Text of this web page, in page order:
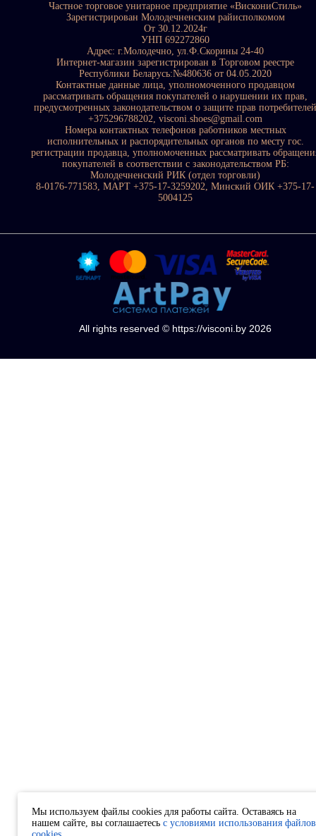
Частное торговое унитарное предприятие «ВискониСтиль»
Зарегистрирован Молодечненским райисполкомом
От 30.12.2024г
УНП 692272860
Адрес: г.Молодечно, ул.Ф.Скорины 24-40
Интернет-магазин зарегистрирован в Торговом реестре
Республики Беларусь:№480636 от 04.05.2020
Контактные данные лица, уполномоченного продавцом
рассматривать обращения покупателей о нарушении их прав,
предусмотренных законодательством о защите прав потребителей
+375296788202, visconi.shoes@gmail.com
Номера контактных телефонов работников местных
исполнительных и распорядительных органов по месту гос.
регистрации продавца, уполномоченных рассматривать
покупателей в соответствии с законодательством РБ:
Молодечненский РИК (отдел торговли)
8-0176-771583, МАРТ +375-17-3259202, Минский ОИК +375-17-
5004125
All rights reserved © https://visconi.by 2026
Мы используем файлы cookies для работы сайта. Оставаясь на
нашем сайте, вы соглашаетесь с условиями использования файлов